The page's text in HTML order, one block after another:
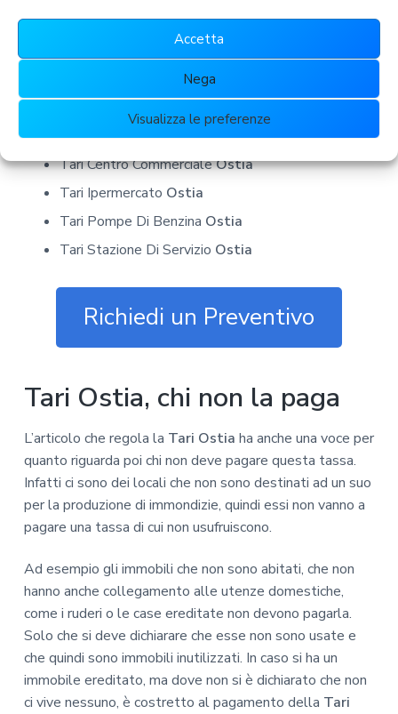
Accetta
Nega
Visualizza le preferenze
Tari Centro Medicina EsteticaOstia
Ostia
Tari GarageOstia
Tari Centro CommercialeOstia
Tari Ipermercato Ostia
Tari Pompe Di Benzina Ostia
Tari Stazione Di Servizio Ostia
Richiedi un Preventivo
Tari Ostia, chi non la paga
L’articolo che regola la Tari Ostia ha anche una voce per
quanto riguarda poi chi non deve pagare questa tassa.
Infatti ci sono dei locali che non sono destinati ad un suo
per la produzione di immondizie, quindi essi non vanno a
pagare una tassa di cui non usufruiscono.
Ad esempio gli immobili che non sono abitati, che non
hanno anche collegamento alle utenze domestiche,
come i ruderi o le case ereditate non devono pagarla.
Solo che si deve dichiarare che esse non sono usate e
che quindi sono immobili inutilizzati. In caso si ha un
immobile ereditato, ma dove non si è dichiarato che non
ci vive nessuno, è costretto al pagamento della Tari